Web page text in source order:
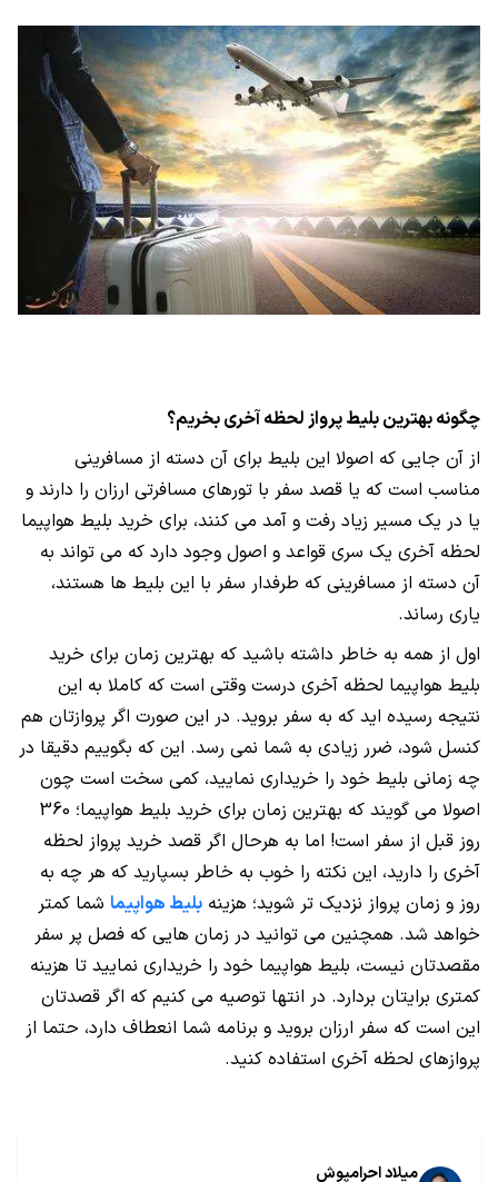
چگونه بهترین بلیط پرواز لحظه آخری بخریم؟
از آن جایی که اصولا این بلیط برای آن دسته از مسافرینی
مناسب است که یا قصد سفر با تورهای مسافرتی ارزان را دارند و
یا در یک مسیر زیاد رفت و آمد می کنند، برای خرید بلیط هواپیما
لحظه آخری یک سری قواعد و اصول وجود دارد که می تواند به
آن دسته از مسافرینی که طرفدار سفر با این بلیط ها هستند،
یاری رساند.
اول از همه به خاطر داشته باشید که بهترین زمان برای خرید
بلیط هواپیما لحظه آخری درست وقتی است که کاملا به این
نتیجه رسیده اید که به سفر بروید. در این صورت اگر پروازتان هم
کنسل شود، ضرر زیادی به شما نمی رسد. این که بگوییم دقیقا در
چه زمانی بلیط خود را خریداری نمایید، کمی سخت است چون
اصولا می گویند که بهترین زمان برای خرید بلیط هواپیما؛ 360
روز قبل از سفر است! اما به هرحال اگر قصد خرید پرواز لحظه
آخری را دارید، این نکته را خوب به خاطر بسپارید که هر چه به
روز و زمان پرواز نزدیک تر شوید؛ هزینه بلیط هواپیما شما کمتر
خواهد شد. همچنین می توانید در زمان هایی که فصل پر سفر
مقصدتان نیست، بلیط هواپیما خود را خریداری نمایید تا هزینه
کمتری برایتان بردارد. در انتها توصیه می کنیم که اگر قصدتان
این است که سفر ارزان بروید و برنامه شما انعطاف دارد، حتما از
پروازهای لحظه آخری استفاده کنید.
میلاد احرامپوش